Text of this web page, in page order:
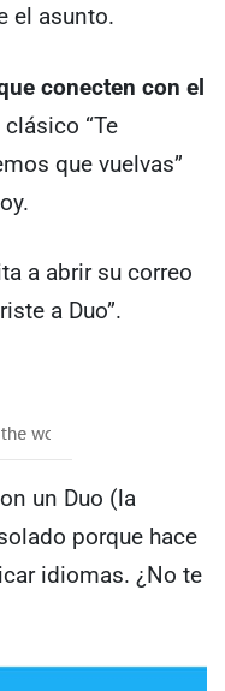
el asunto.
conecten con el
clásico “Te
que vuelvas”
a abrir su correo
a Duo”.
un Duo (la
porque hace
idiomas. ¿No te